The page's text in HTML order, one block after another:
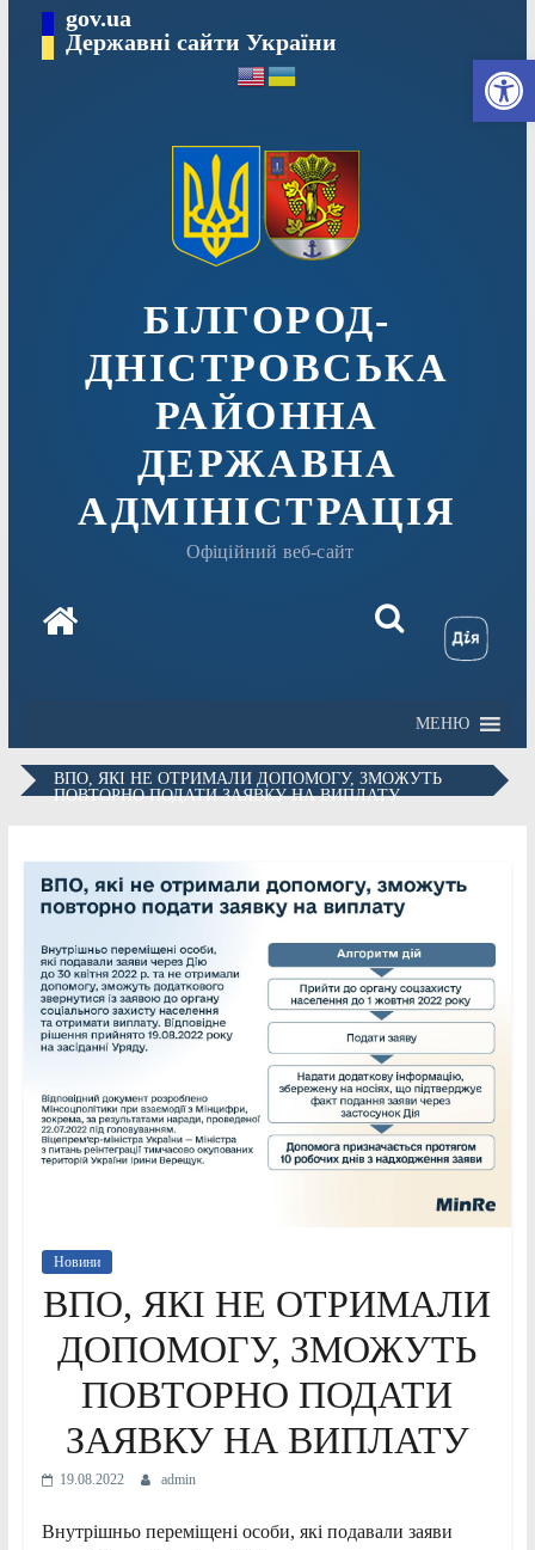
вмісту
gov.ua
Державні сайти України
БІЛГОРОД-
ДНІСТРОВСЬКА
РАЙОННА
ДЕРЖАВНА
АДМІНІСТРАЦІЯ
Офіційний веб-сайт
МЕНЮ
ВПО, ЯКІ НЕ ОТРИМАЛИ ДОПОМОГУ, ЗМОЖУТЬ
ПОВТОРНО ПОДАТИ ЗАЯВКУ НА ВИПЛАТУ
Новини
ВПО, ЯКІ НЕ ОТРИМАЛИ
ДОПОМОГУ, ЗМОЖУТЬ
ПОВТОРНО ПОДАТИ
ЗАЯВКУ НА ВИПЛАТУ
19.08.2022 admin
Внутрішньо переміщені особи, які подавали заяви